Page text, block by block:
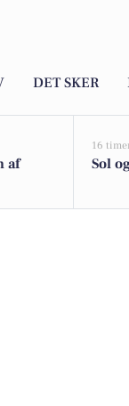
DET SKER
af
16
Sol